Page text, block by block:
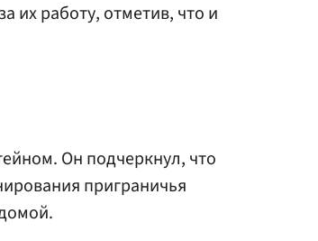
их работу, отметив, что и
Он подчеркнул, что
приграничья